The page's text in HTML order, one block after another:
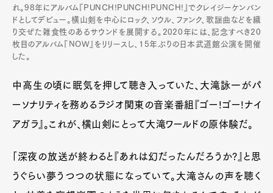
れ。98年にアルバム『PUNCH!PUNCH!PUNCH!』でクレイジーケンバン
ドとしてデビュー。横山剣を中心にロック、ソウル、ファンク、歌謡曲などを織
り交ぜた雑食性のあるサウンドを展開する。2020年には、記念すべき20
枚目のアルバム『NOW』をリリースし、15年ぶりの日本武道館公演を開催
した。
中高生の頃に眠気を押して聴き入っていた、大滝詠一がパ
ーソナリティを務めるラジオ関東の音楽番組『ゴー!ゴー!ナイ
アガラ』。これが、横山剣にとって大滝ワールドの原体験だ。
「深夜の放送が終わると『あれは幻だったんだろうか?』と思
うぐらい夢うつつの状態になっていて。大滝さんの声を聴く